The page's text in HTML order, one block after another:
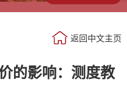
返回中文主页
的影响：测度教